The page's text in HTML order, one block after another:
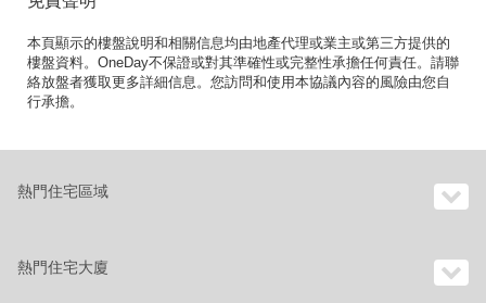
本頁顯示的樓盤說明和相關信息均由地產代理或業主或第三方提供的
樓盤資料。OneDay不保證或對其準確性或完整性承擔任何責任。請聯
絡放盤者獲取更多詳細信息。您訪問和使用本協議內容的風險由您自
行承擔。
熱門住宅區域
熱門住宅大廈